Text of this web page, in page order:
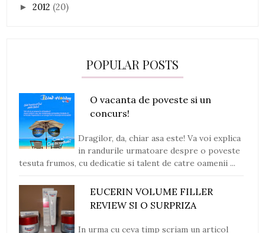
►2012 (20)
POPULAR POSTS
O vacanta de poveste si un
concurs!
Dragilor, da, chiar asa este! Va voi explica
in randurile urmatoare despre o poveste
tesuta frumos, cu dedicatie si talent de catre oamenii ...
EUCERIN VOLUME FILLER
REVIEW SI O SURPRIZA
In urma cu ceva timp scriam un articol